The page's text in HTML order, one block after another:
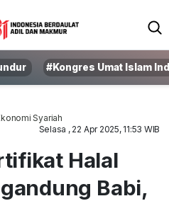
#Kongres Umat Islam
Syariah
Selasa , 22 Apr 2025, 11:53 WIB
Halal
Babi,